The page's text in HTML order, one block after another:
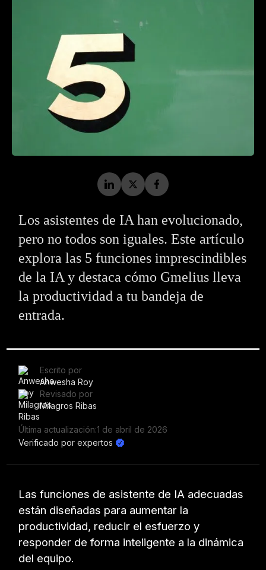
Los asistentes de IA han evolucionado,
pero no todos son iguales. Este artículo
explora las 5 funciones imprescindibles
de la IA y destaca cómo Gmelius lleva
la productividad a tu bandeja de
entrada.
Escrito por
Anwesha Roy
Revisado por
Milagros Ribas
Última actualización:1 de abril de 2026
Verificado por expertos
Las funciones de asistente de IA adecuadas
están diseñadas para aumentar la
productividad, reducir el esfuerzo y
responder de forma inteligente a la dinámica
del equipo.